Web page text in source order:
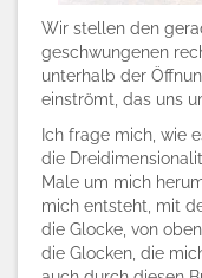
Wir stellen den
geschwungenen
unterhalb der
einströmt, das uns
Ich frage mich, wie
die
Male um mich
mich entsteht, mit
die Glocke, von
die Glocken, die